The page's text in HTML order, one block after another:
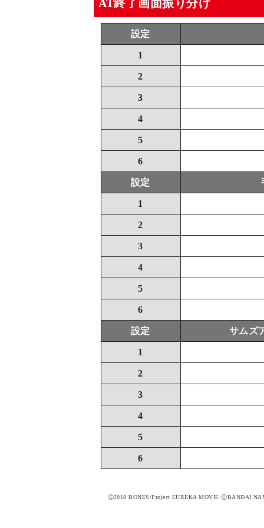
AT終了画面振り分け
設定
1
2
3
4
5
6
設定
1
2
3
4
5
6
設定 サムズ
1
2
3
4
5
6
Ⓒ2018 BONES/Project EUREKA MOVIE ⒸBANDAI